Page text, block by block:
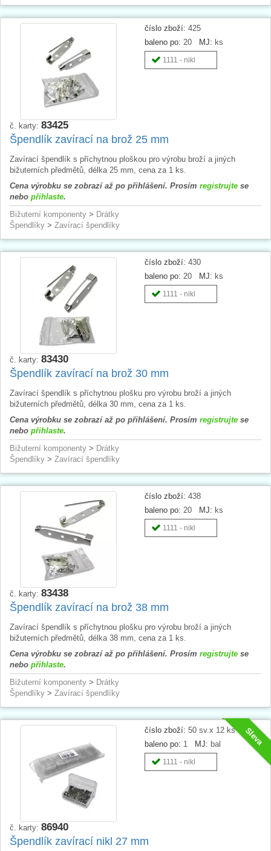
číslo zboží: 425
baleno po: 20 MJ: ks
1111 - nikl
č. karty: 83425
Špendlík zavírací na brož 25 mm
Zavírací špendlík s příchytnou ploškou pro výrobu broží a jiných
bižuterních předmětů, délka 25 mm, cena za 1 ks.
Cena výrobku se zobrazí až po přihlášení. Prosím registrujte se
nebo přihlaste.
Bižuterní komponenty > Drátky
Špendlíky > Zavírací špendlíky
číslo zboží: 430
baleno po: 20 MJ: ks
1111 - nikl
č. karty: 83430
Špendlík zavírací na brož 30 mm
Zavírací špendlík s příchytnou plošku pro výrobu broží a jiných
bižuterních předmětů, délka 30 mm, cena za 1 ks.
Cena výrobku se zobrazí až po přihlášení. Prosím registrujte se
nebo přihlaste.
Bižuterní komponenty > Drátky
Špendlíky > Zavírací špendlíky
číslo zboží: 438
baleno po: 20 MJ: ks
1111 - nikl
č. karty: 83438
Špendlík zavírací na brož 38 mm
Zavírací špendlík s příchytnou plošku pro výrobu broží a jiných
bižuterních předmětů, délka 38 mm, cena za 1 ks.
Cena výrobku se zobrazí až po přihlášení. Prosím registrujte se
nebo přihlaste.
Bižuterní komponenty > Drátky
Špendlíky > Zavírací špendlíky
Sleva
číslo zboží: 50 sv.x 12 ks
baleno po: 1 MJ: bal
1111 - nikl
č. karty: 86940
Špendlík zavírací nikl 27 mm